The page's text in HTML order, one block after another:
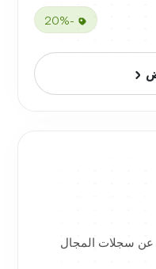
-20%
عن سجلات المجال